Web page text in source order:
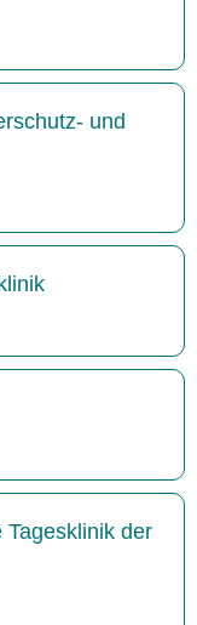
und
der